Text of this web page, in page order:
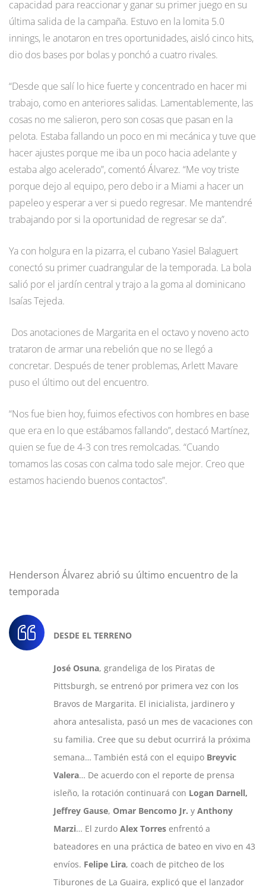
capacidad para reaccionar y ganar su primer juego en su
última salida de la campaña. Estuvo en la lomita 5.0
innings, le anotaron en tres oportunidades, aisló cinco hits,
dio dos bases por bolas y ponchó a cuatro rivales.
“Desde que salí lo hice fuerte y concentrado en hacer mi
trabajo, como en anteriores salidas. Lamentablemente, las
cosas no me salieron, pero son cosas que pasan en la
pelota. Estaba fallando un poco en mi mecánica y tuve que
hacer ajustes porque me iba un poco hacia adelante y
estaba algo acelerado”, comentó Álvarez. “Me voy triste
porque dejo al equipo, pero debo ir a Miami a hacer un
papeleo y esperar a ver si puedo regresar. Me mantendré
trabajando por si la oportunidad de regresar se da”.
Ya con holgura en la pizarra, el cubano Yasiel Balaguert
conectó su primer cuadrangular de la temporada. La bola
salió por el jardín central y trajo a la goma al dominicano
Isaías Tejeda.
Dos anotaciones de Margarita en el octavo y noveno acto
trataron de armar una rebelión que no se llegó a
concretar. Después de tener problemas, Arlett Mavare
puso el último out del encuentro.
“Nos fue bien hoy, fuimos efectivos con hombres en base
que era en lo que estábamos fallando”, destacó Martínez,
quien se fue de 4-3 con tres remolcadas. “Cuando
tomamos las cosas con calma todo sale mejor. Creo que
estamos haciendo buenos contactos”.
Henderson Álvarez abrió su último encuentro de la
temporada
DESDE EL TERRENO
José Osuna, grandeliga de los Piratas de
Pittsburgh, se entrenó por primera vez con los
Bravos de Margarita. El inicialista, jardinero y
ahora antesalista, pasó un mes de vacaciones con
su familia. Cree que su debut ocurrirá la próxima
semana… También está con el equipo Breyvic
Valera… De acuerdo con el reporte de prensa
isleño, la rotación continuará con Logan Darnell,
Jeffrey Gause, Omar Bencomo Jr. y Anthony
Marzi… El zurdo Alex Torres enfrentó a
bateadores en una práctica de bateo en vivo en 43
envíos. Felipe Lira, coach de pitcheo de los
Tiburones de La Guaira, explicó que el lanzador